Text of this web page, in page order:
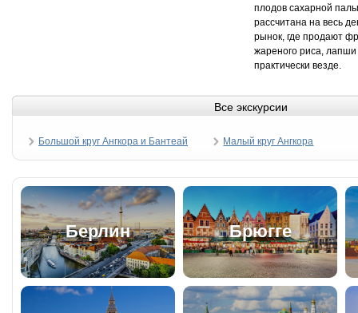
плодов сахарной
рассчитана на весь
рынок, где продают
жареного риса,
практически везде.
Все экскурсии
Большой круг Ангкора и Бантеай
Срей
Малый круг Ангкора
Берлин Брюгге